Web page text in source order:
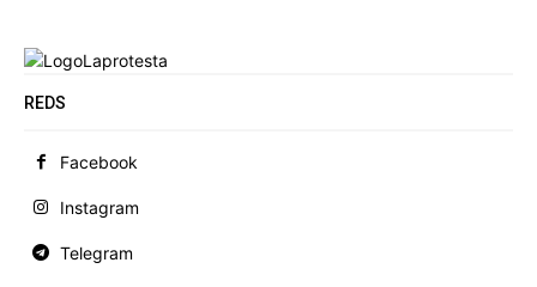
REDS
Facebook
Instagram
Telegram